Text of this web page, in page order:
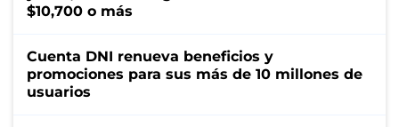
$10,700 o más
Cuenta DNI renueva beneficios y
promociones para sus más de 10 millones de
usuarios